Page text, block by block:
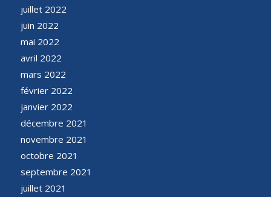
juillet 2022
juin 2022
mai 2022
avril 2022
mars 2022
février 2022
janvier 2022
décembre 2021
novembre 2021
octobre 2021
septembre 2021
juillet 2021